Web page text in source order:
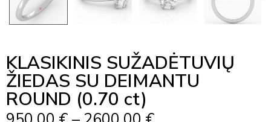
KLASIKINIS SUŽADĖTUVIŲ
ŽIEDAS SU DEIMANTU
ROUND (0.70 ct)